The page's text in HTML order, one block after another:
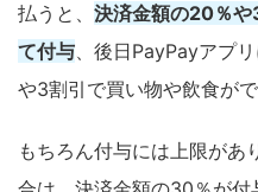
払うと、 決済金額の20％
て付与、後日PayPayアプ
や3割引で買い物や飲食が
もちろん付与には上限があ